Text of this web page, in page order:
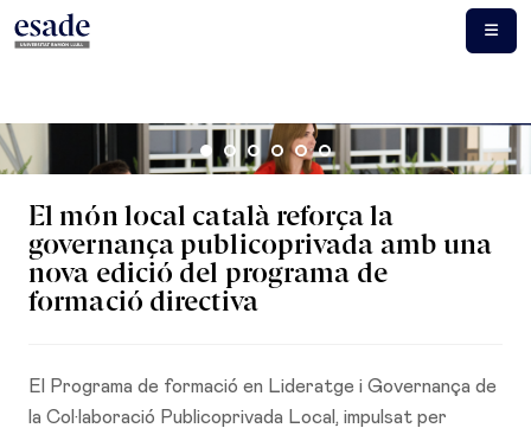
El món local català reforça la
governança publicoprivada amb una
nova edició del programa de
formació directiva
El Programa de formació en Lideratge i Governança de
la Col·laboració Publicoprivada Local, impulsat per